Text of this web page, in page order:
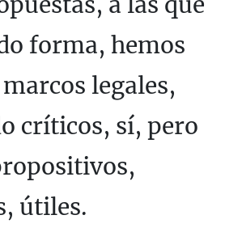
forma, hemos
legales,
críticos, sí, pero
útiles.